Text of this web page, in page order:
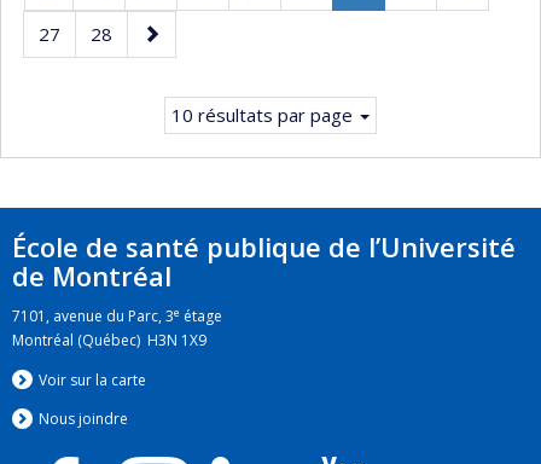
précédente
Page
Page
27 Page
28
Page
suivante
10 résultats par page
École de santé publique de l’Université
de Montréal
7101, avenue du Parc, 3e étage
Montréal (Québec) H3N 1X9
Voir sur la carte
Nous joindre